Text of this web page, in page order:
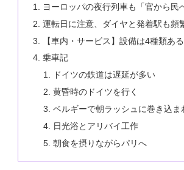
ヨーロッパの夜行列車も「官から民
運転日に注意、ダイヤと発着駅も頻
【車内・サービス】設備は4種類ある
乗車記
ドイツの鉄道は遅延が多い
黄昏時のドイツを行く
ベルギーで朝ラッシュに巻き込ま
日光浴とアリバイ工作
朝食を摂りながらパリへ